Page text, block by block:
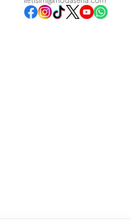
Instagram
TikTok
X WhatsApp